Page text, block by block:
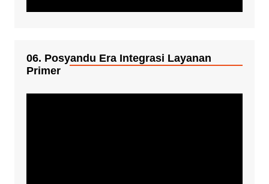
06. Posyandu Era Integrasi Layanan
Primer